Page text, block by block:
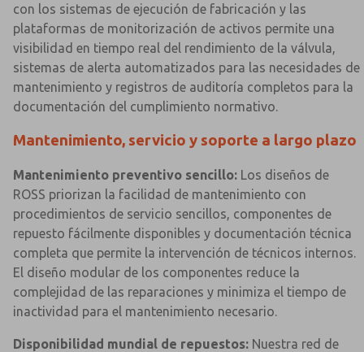
con los sistemas de ejecución de fabricación y las
plataformas de monitorización de activos permite una
visibilidad en tiempo real del rendimiento de la válvula,
sistemas de alerta automatizados para las necesidades de
mantenimiento y registros de auditoría completos para la
documentación del cumplimiento normativo.
Mantenimiento, servicio y soporte a largo plazo
Mantenimiento preventivo sencillo: Los diseños de
ROSS priorizan la facilidad de mantenimiento con
procedimientos de servicio sencillos, componentes de
repuesto fácilmente disponibles y documentación técnica
completa que permite la intervención de técnicos internos.
El diseño modular de los componentes reduce la
complejidad de las reparaciones y minimiza el tiempo de
inactividad para el mantenimiento necesario.
Disponibilidad mundial de repuestos: Nuestra red de